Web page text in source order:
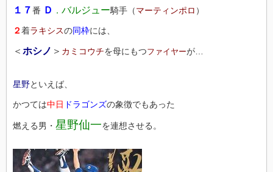
１７番 Ｄ ． バルジュー騎手（マーティンポロ ）
２着ラキシスの同枠には、
＜ ホシノ ＞ カミコウチを母にもつファイヤーが…
星野といえば、
かつては中日 ドラゴンズの象徴でもあった
燃える男・ 星野仙一を連想させる。